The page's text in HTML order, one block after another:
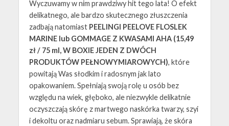
Wyczuwamy w nim prawdziwy hit tego lata! O efekt
delikatnego, ale bardzo skutecznego złuszczenia
zadbają natomiast PEELINGI PEELOVE FLOSLEK
MARINE lub GOMMAGE Z KWASAMI AHA (15,49
zł / 75 ml, W BOXIE JEDEN Z DWÓCH
PRODUKTÓW PEŁNOWYMIAROWYCH), które
powitają Was słodkim i radosnym jak lato
opakowaniem. Spełniają swoją rolę u osób bez
względu na wiek, głęboko, ale niezwykle delikatnie
oczyszczają skórę z martwego naskórka twarzy, szyi
i dekoltu oraz nadmiaru sebum. Sprawiają, że skóra